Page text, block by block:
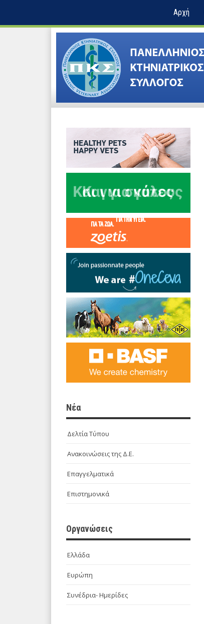
Αρχή
Νέα
Δελτία Τύπου
Ανακοινώσεις της Δ.Ε.
Επαγγελματικά
Επιστημονικά
Οργανώσεις
Ελλάδα
Ευρώπη
Συνέδρια- Ημερίδες